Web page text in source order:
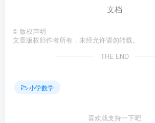
文档
© 版权声明
文章版权归作者所有，未经允许请勿转载。
THE END
小学数学
喜欢就支持一下吧